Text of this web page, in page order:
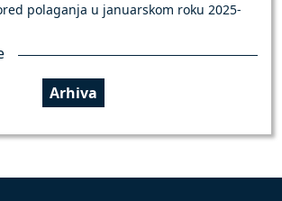
polaganja u januarskom roku 2025-
Arhiva